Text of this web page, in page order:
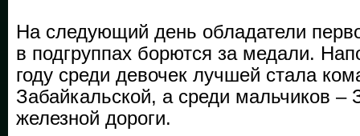
На следующий день обладатели
в подгруппах борются за медали.
году среди девочек лучшей стала
Забайкальской, а среди мальчиков –
железной дороги.